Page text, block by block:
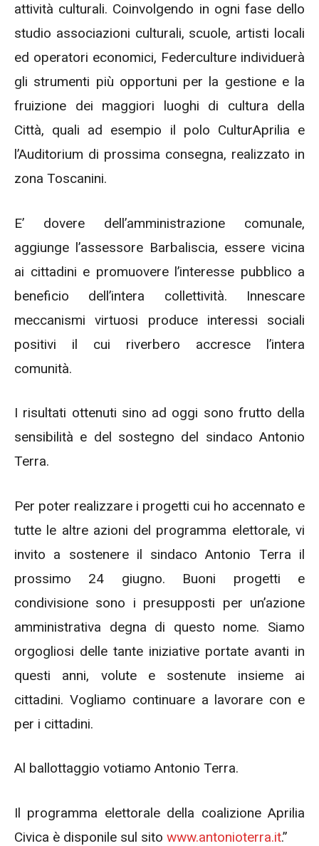
attività culturali. Coinvolgendo in ogni fase dello
studio associazioni culturali, scuole, artisti locali
ed operatori economici, Federculture individuerà
gli strumenti più opportuni per la gestione e la
fruizione dei maggiori luoghi di cultura della
Città, quali ad esempio il polo CulturAprilia e
l’Auditorium di prossima consegna, realizzato in
zona Toscanini.
E’ dovere dell’amministrazione comunale,
aggiunge l’assessore Barbaliscia, essere vicina
ai cittadini e promuovere l’interesse pubblico a
beneficio dell’intera collettività. Innescare
meccanismi virtuosi produce interessi sociali
positivi il cui riverbero accresce l’intera
comunità.
I risultati ottenuti sino ad oggi sono frutto della
sensibilità e del sostegno del sindaco Antonio
Terra.
Per poter realizzare i progetti cui ho accennato e
tutte le altre azioni del programma elettorale, vi
invito a sostenere il sindaco Antonio Terra il
prossimo 24 giugno. Buoni progetti e
condivisione sono i presupposti per un’azione
amministrativa degna di questo nome. Siamo
orgogliosi delle tante iniziative portate avanti in
questi anni, volute e sostenute insieme ai
cittadini. Vogliamo continuare a lavorare con e
per i cittadini.
Al ballottaggio votiamo Antonio Terra.
Il programma elettorale della coalizione Aprilia
Civica è disponile sul sito www.antonioterra.it.”